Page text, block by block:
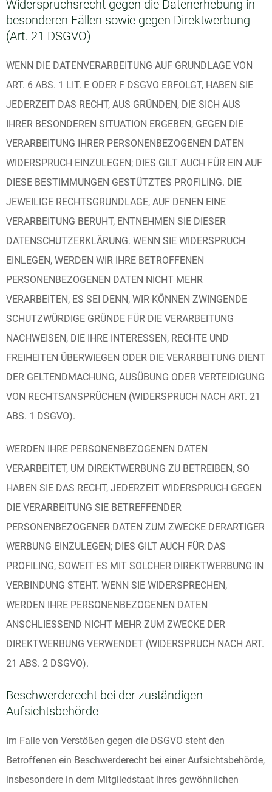
Widerspruchsrecht gegen die Datenerhebung in
besonderen Fällen sowie gegen Direktwerbung
(Art. 21 DSGVO)
WENN DIE DATENVERARBEITUNG AUF GRUNDLAGE VON
ART. 6 ABS. 1 LIT. E ODER F DSGVO ERFOLGT, HABEN SIE
JEDERZEIT DAS RECHT, AUS GRÜNDEN, DIE SICH AUS
IHRER BESONDEREN SITUATION ERGEBEN, GEGEN DIE
VERARBEITUNG IHRER PERSONENBEZOGENEN DATEN
WIDERSPRUCH EINZULEGEN; DIES GILT AUCH FÜR EIN AUF
DIESE BESTIMMUNGEN GESTÜTZTES PROFILING. DIE
JEWEILIGE RECHTSGRUNDLAGE, AUF DENEN EINE
VERARBEITUNG BERUHT, ENTNEHMEN SIE DIESER
DATENSCHUTZERKLÄRUNG. WENN SIE WIDERSPRUCH
EINLEGEN, WERDEN WIR IHRE BETROFFENEN
PERSONENBEZOGENEN DATEN NICHT MEHR
VERARBEITEN, ES SEI DENN, WIR KÖNNEN ZWINGENDE
SCHUTZWÜRDIGE GRÜNDE FÜR DIE VERARBEITUNG
NACHWEISEN, DIE IHRE INTERESSEN, RECHTE UND
FREIHEITEN ÜBERWIEGEN ODER DIE VERARBEITUNG DIENT
DER GELTENDMACHUNG, AUSÜBUNG ODER VERTEIDIGUNG
VON RECHTSANSPRÜCHEN (WIDERSPRUCH NACH ART. 21
ABS. 1 DSGVO).
WERDEN IHRE PERSONENBEZOGENEN DATEN
VERARBEITET, UM DIREKTWERBUNG ZU BETREIBEN, SO
HABEN SIE DAS RECHT, JEDERZEIT WIDERSPRUCH GEGEN
DIE VERARBEITUNG SIE BETREFFENDER
PERSONENBEZOGENER DATEN ZUM ZWECKE DERARTIGER
WERBUNG EINZULEGEN; DIES GILT AUCH FÜR DAS
PROFILING, SOWEIT ES MIT SOLCHER DIREKTWERBUNG IN
VERBINDUNG STEHT. WENN SIE WIDERSPRECHEN,
WERDEN IHRE PERSONENBEZOGENEN DATEN
ANSCHLIESSEND NICHT MEHR ZUM ZWECKE DER
DIREKTWERBUNG VERWENDET (WIDERSPRUCH NACH ART.
21 ABS. 2 DSGVO).
Beschwerde­recht bei der zuständigen
Aufsichts­behörde
Im Falle von Verstößen gegen die DSGVO steht den
Betroffenen ein Beschwerderecht bei einer Aufsichtsbehörde,
insbesondere in dem Mitgliedstaat ihres gewöhnlichen